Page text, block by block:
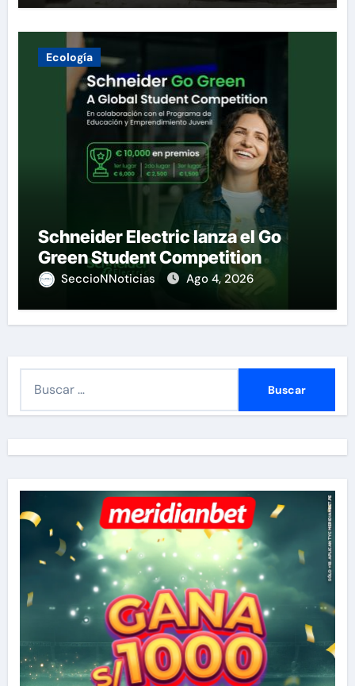
Ecología
Schneider Electric lanza el Go
Green Student Competition
SeccioNNoticias Ago 4, 2026
r
: